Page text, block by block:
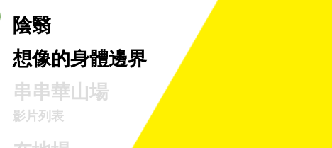
陰翳
想像的身體邊界
串串華山場
影片列表